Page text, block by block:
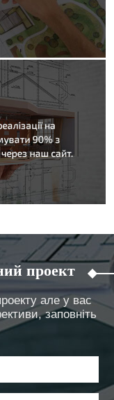
проект
але у вас
заповніть